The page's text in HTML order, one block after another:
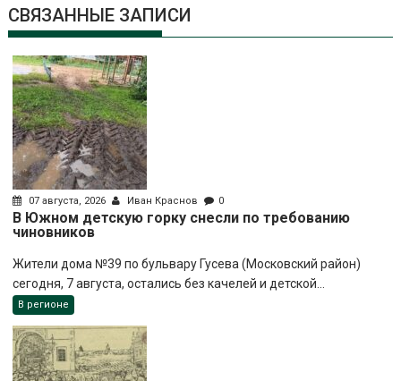
СВЯЗАННЫЕ ЗАПИСИ
07 августа, 2026 Иван Краснов 0
В Южном детскую горку снесли по требованию
чиновников
Жители дома №39 по бульвару Гусева (Московский район)
сегодня, 7 августа, остались без качелей и детской...
В регионе